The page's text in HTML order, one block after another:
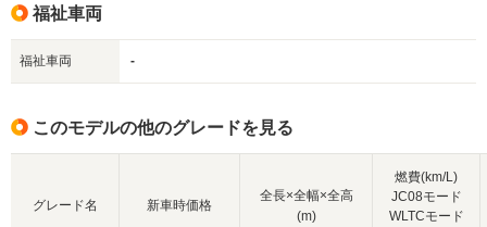
福祉車両
福祉車両 -
このモデルの他のグレードを見る
グレード名 新車時価格
全長×全幅×全高
(m)
燃費(km/L)
JC08モード
WLTCモード